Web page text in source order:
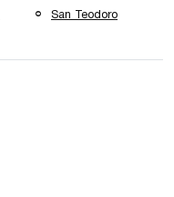
San Teodoro